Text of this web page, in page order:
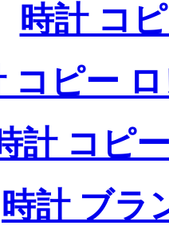
時計 コ
コピー
計 コピ
時計 ブラ